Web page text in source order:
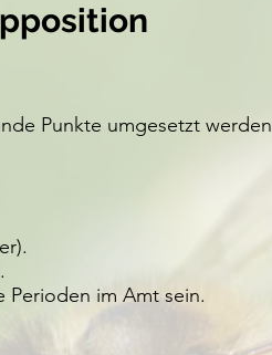
Punkte umgesetzt
im Amt sein.